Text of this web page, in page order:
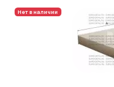
Нет в наличии